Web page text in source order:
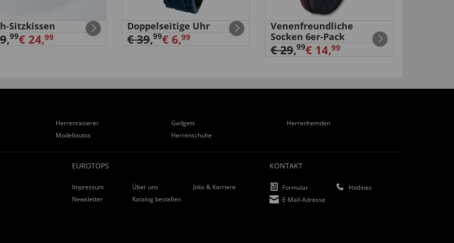
Sitzkissen
,99€ 24,99
Doppelseitige Uhr
€ 39,99€ 6,99
Venenfreundliche
Socken 6er-Pack
€ 29,99€ 14,99
Herrenrasierer Gadgets
Herrenhemden
Modellautos Herrenschuhe
EUROTOPS
Impressum Über uns
Jobs & Karriere
Newsletter
Katalog bestellen
KONTAKT
Formular
Hotlines
E-Mail-Adresse